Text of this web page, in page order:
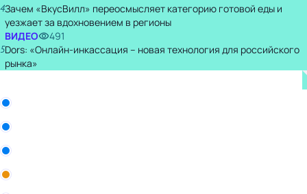
4Зачем «ВкусВилл» переосмысляет категорию готовой еды и
уезжает за вдохновением в регионы
5
ВИДЕО
491
Dors: «Онлайн-инкассация – новая технология для российского
рынка»